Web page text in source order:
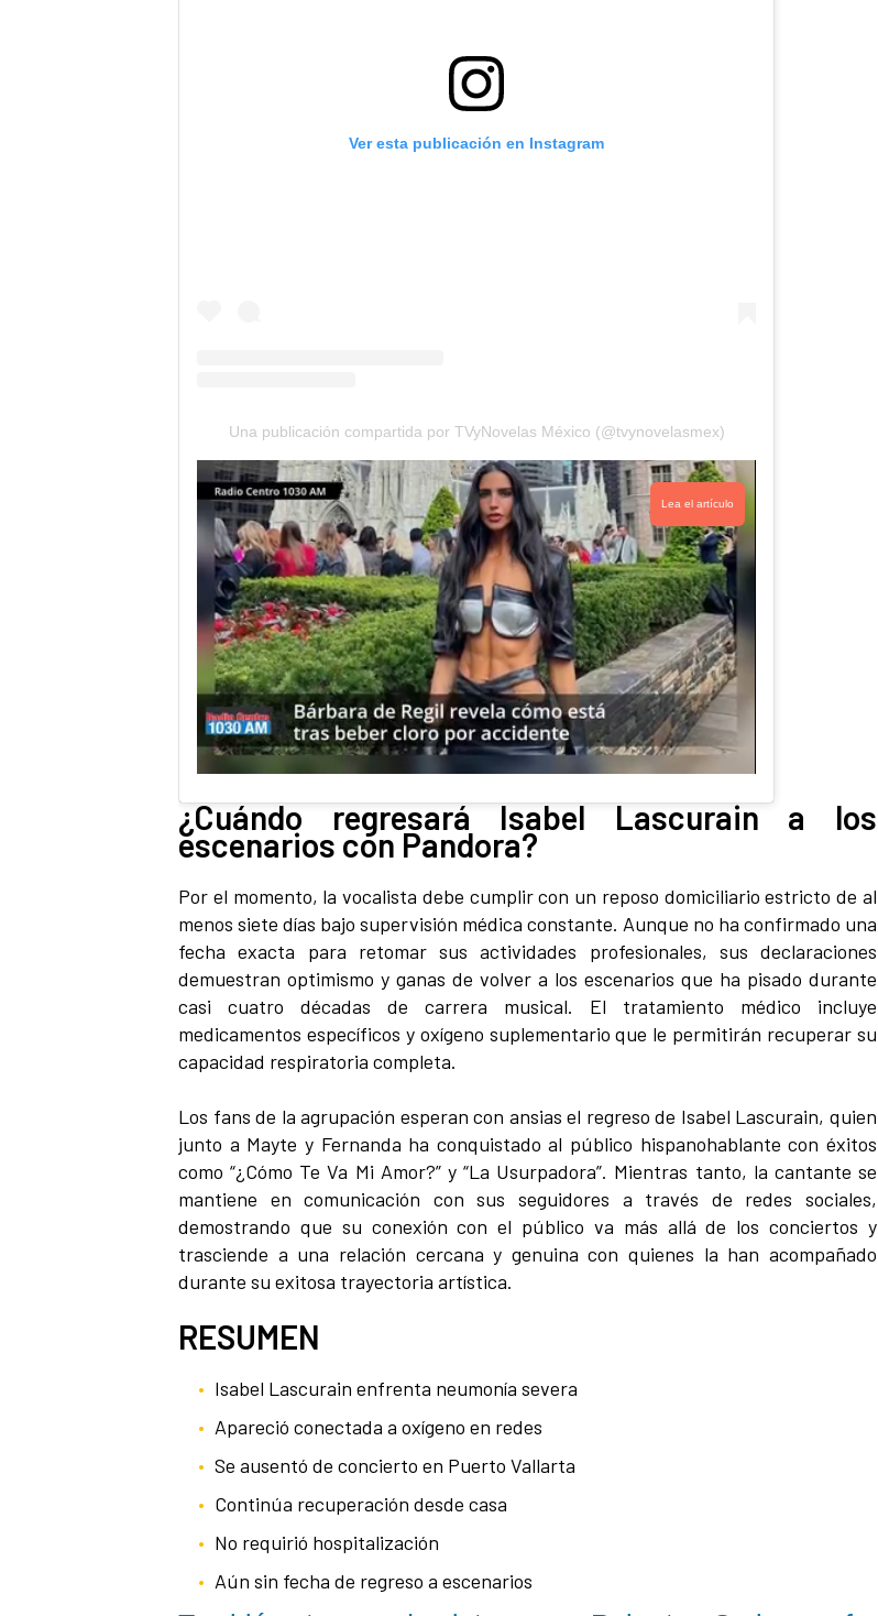
Ver esta publicación en Instagram
Una publicación compartida por TVyNovelas México (@tvynovelasmex)
Lea el artículo
¿Cuándo regresará Isabel Lascurain a los
escenarios con Pandora?
Por el momento, la vocalista debe cumplir con un reposo domiciliario estricto de al
menos siete días bajo supervisión médica constante. Aunque no ha confirmado una
fecha exacta para retomar sus actividades profesionales, sus declaraciones
demuestran optimismo y ganas de volver a los escenarios que ha pisado durante
casi cuatro décadas de carrera musical. El tratamiento médico incluye
medicamentos específicos y oxígeno suplementario que le permitirán recuperar su
capacidad respiratoria completa.
Los fans de la agrupación esperan con ansias el regreso de Isabel Lascurain, quien
junto a Mayte y Fernanda ha conquistado al público hispanohablante con éxitos
como “¿Cómo Te Va Mi Amor?” y “La Usurpadora”. Mientras tanto, la cantante se
mantiene en comunicación con sus seguidores a través de redes sociales,
demostrando que su conexión con el público va más allá de los conciertos y
trasciende a una relación cercana y genuina con quienes la han acompañado
durante su exitosa trayectoria artística.
RESUMEN
Isabel Lascurain enfrenta neumonía severa
Apareció conectada a oxígeno en redes
Se ausentó de concierto en Puerto Vallarta
Continúa recuperación desde casa
No requirió hospitalización
Aún sin fecha de regreso a escenarios